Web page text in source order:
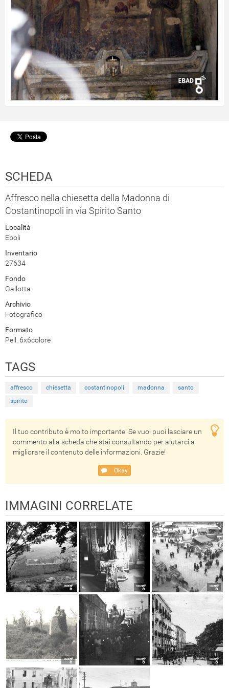
SCHEDA
Affresco nella chiesetta della Madonna di
Costantinopoli in via Spirito Santo
Località
Eboli
Inventario
27634
Fondo
Gallotta
Archivio
Fotografico
Formato
Pell. 6x6colore
TAGS
affresco chiesetta costantinopoli madonna
santo
spirito
Il tuo contributo è molto importante! Se vuoi puoi lasciare un
commento alla scheda che stai consultando per aiutarci a
migliorare il contenuto delle informazioni. Grazie!
Okay
IMMAGINI CORRELATE